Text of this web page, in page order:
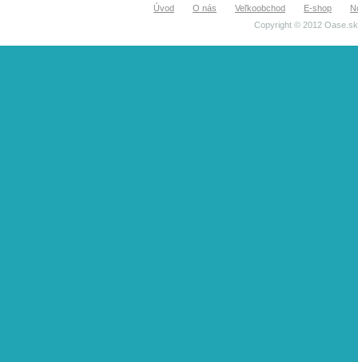
Úvod O nás Veľkoobchod E-shop
Copyright © 2012